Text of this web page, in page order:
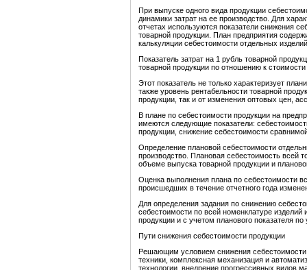
При выпуске одного вида продукции
динамики затрат на ее производство. Для
отчетах используются показатели снижения
товарной продукции. План предприятия
калькуляции себестоимости отдельных
Показатель затрат на 1 рубль товарной
товарной продукции по отношению к
Этот показатель не только характеризует
также уровень рентабельности товарной
продукции, так и от изменения оптовых цен,
В плане по себестоимости продукции на
имеются следующие показатели:
продукции, снижение себестоимости
Определение плановой себестоимости
производство. Плановая себестоимость всей
объеме выпуска товарной продукции и
Оценка выполнения плана по себестоимости
происшедших в течение отчетного года
Для определения задания по снижению
себестоимости по всей номенклатуре
продукции и с учетом планового показателя
Пути снижения себестоимости продукции
Решающим условием снижения себестоимости
техники, комплексная механизация и
технологии, внедрение прогрессивных видов